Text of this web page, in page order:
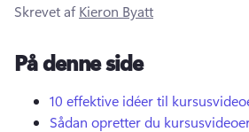
Prøv det gratis
Skrevet afKieron Byatt
På denne side
10 effektive idéer til
Sådan opretter du